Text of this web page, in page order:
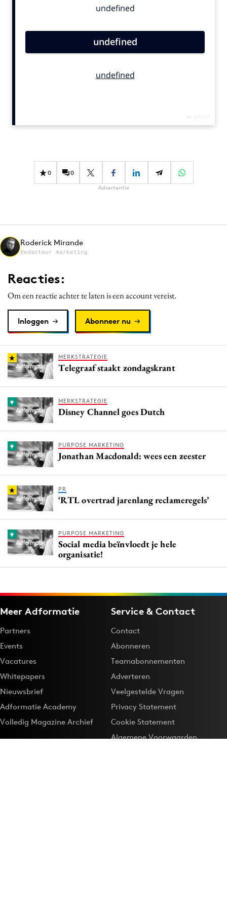
Contentmarketing
Effectiviteit
Gedragsverandering
Martech
Media
Merkstrategie
Programmatic
Purpose Marketing
Reputatie & crisis
0 0
Advertentie
Roderick Mirande
Redacteur marketing
Reacties:
Om een reactie achter te laten is een account vereist.
Inloggen Abonneer nu
MERKSTRATEGIE
Telegraaf staakt zondagskrant
MERKSTRATEGIE
Disney Channel goes Dutch
PURPOSE MARKETING
Jonathan Macdonald: wees een zeester
PR
‘RTL overtrad jarenlang reclameregels’
PURPOSE MARKETING
Social media beïnvloedt je hele
organisatie!
Meer Adformatie
Partners
Events
Vacatures
Whitepapers
Nieuwsbrief
Adformatie Academy
Volledig Magazine Archief
Service & Contact
Contact
Abonneren
Teamabonnementen
Adverteren
Veelgestelde Vragen
Privacy Statement
Cookie Statement
Algemene Voorwaarden